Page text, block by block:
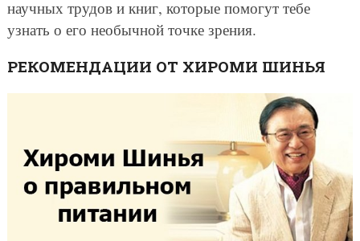
научных трудов и книг, которые помогут тебе
узнать о его необычной точке зрения.
РЕКОМЕНДАЦИИ ОТ ХИРОМИ ШИНЬЯ